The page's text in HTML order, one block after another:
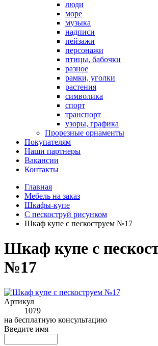
люди
море
музыка
надписи
пейзажи
персонажи
птицы, бабочки
разное
рамки, уголки
растения
символика
спорт
транспорт
узоры, графика
Прорезные орнаменты
Покупателям
Наши партнеры
Вакансии
Контакты
Главная
Мебель на заказ
Шкафы-купе
С пескоструй рисунком
Шкаф купе с пескоструем №17
Шкаф купе с
№17
Артикул
1079
на бесплатную консультацию
Введите имя